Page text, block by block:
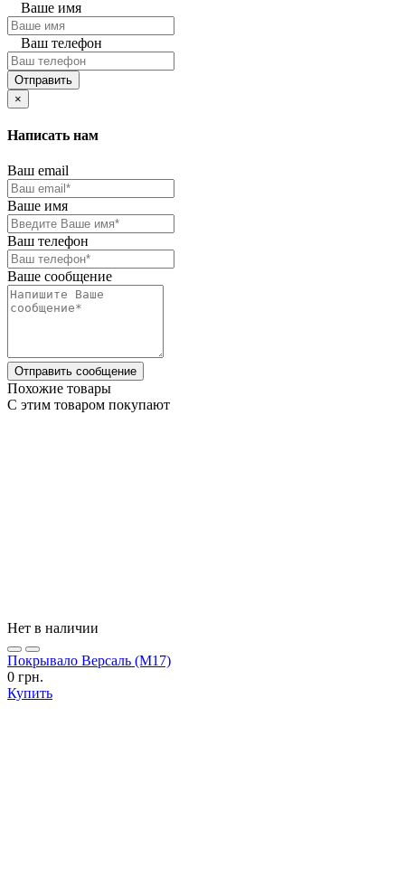
Ваше имя
Ваш телефон
Отправить
×
Написать нам
Ваш email
Ваше имя
Ваш телефон
Ваше сообщение
Отправить сообщение
Похожие товары
C этим товаром покупают
Нет в наличии
Покрывало Версаль (М17)
0 грн.
Купить